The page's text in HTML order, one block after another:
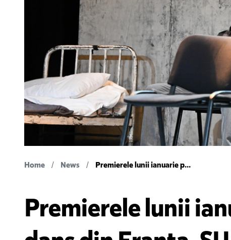
Home News Premierele lunii ianuarie p...
Premierele lunii